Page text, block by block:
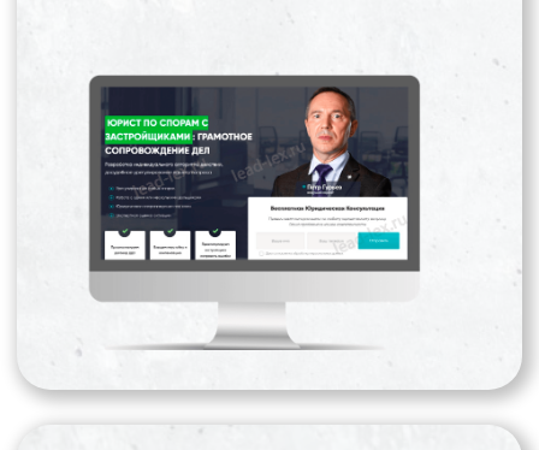
Каждый контакт автоматически
фиксируется, размечается и
привязывается к источнику трафика.
Это позволяет видеть, как именно
пользователи проходят путь от клика
по объявлению до заключения
договора.
В аналитике вы видите:
количество обращений по
каждому запросу;
реальную стоимость лида по
каждому направлению;
какие кампании приносят
клики;